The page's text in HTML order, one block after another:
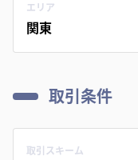
エリア
関東
取引条件
取引スキーム